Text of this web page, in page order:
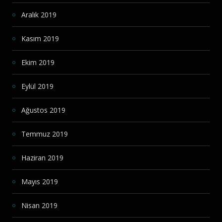
Aralık 2019
Kasım 2019
Ekim 2019
Eylül 2019
Ağustos 2019
Temmuz 2019
Haziran 2019
Mayıs 2019
Nisan 2019